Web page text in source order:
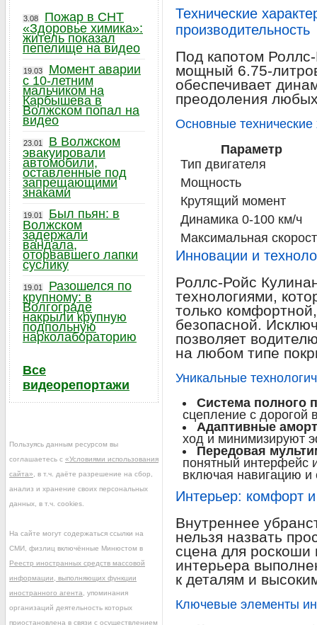
Технические
производительность
Под капотом
мощный 6.75-
обеспечивает
преодоления
Основные технические
Параметр
Тип двигателя
Мощность
Крутящий момент
Динамика 0-100 км/ч
Максимальная
Инновации и
Роллс-Ройс
технологиями,
только
безопасной.
позволяет
на любом типе
Уникальные
Система полного
сцепление с дорогой
Адаптивные
ход и минимизируют
Передовая
понятный интерфейс
включая навигацию
Интерьер: комфорт
Внутреннее
нельзя назвать
сцена для
интерьера
к деталям и
Ключевые элементы
3.08
Пожар в СНТ
«Здоровье химика»:
житель показал
пепелище на видео
19.03
Момент аварии
с 10-летним
мальчиком на
Карбышева в
Волжском попал на
видео
23.01
В Волжском
эвакуировали
автомобили,
оставленные под
запрещающими
знаками
19.01
Был пьян: в
Волжском
задержали
вандала,
оторвавшего лапки
суслику
19.01
Разошелся по
крупному: в
Волгограде
накрыли крупную
подпольную
нарколабораторию
Все
видеорепортажи
Пользуясь данным ресурсом вы
соглашаетесь с «Условиями использования
сайта» , в т.ч. даёте разрешение на сбор,
анализ и хранение своих персональных
данных, в т.ч. cookies.
На сайте могут содержаться ссылки на
СМИ, физлиц включённые Минюстом в
Реестр иностранных средств массовой
информации, выполняющих функции
иностранного агента , упоминания
организаций деятельность которых
приостановлена в связи с осуществлением